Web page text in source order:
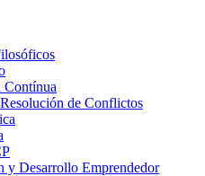
Contínua
de Conflictos
y Desarrollo Emprendedor